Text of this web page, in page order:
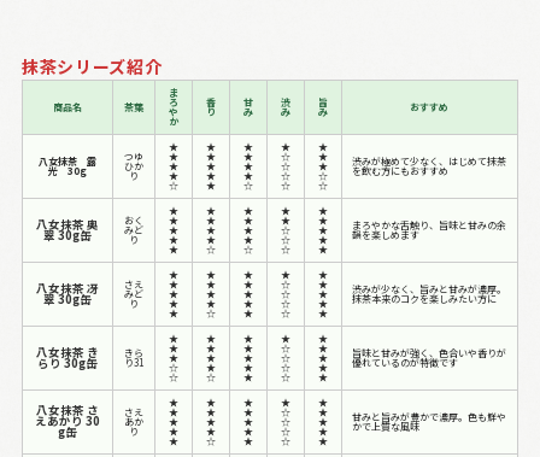
抹茶シリーズ紹介
商品名 茶葉
ま
ろ
や
か
香
り
甘
み
渋
み
旨
み おすすめ
八女抹茶 露
光 30g
つゆ
ひか
り
★
★
★
★
☆
★
★
★
★
★
★
★
★
★
☆
★
☆
☆
☆
☆
★
★
★
☆
☆
渋みが極めて少なく、はじめて抹茶
を飲む方にもおすすめ
八女抹茶 奥
翠 30g缶
おく
みど
り
★
★
★
★
★
★
★
★
★
☆
★
★
★
★
☆
★
★
☆
☆
☆
★
★
★
★
★
まろやかな舌触り、旨味と甘みの余
韻を楽しめます
八女抹茶 冴
翠 30g缶
さえ
みど
り
★
★
★
★
★
★
★
★
★
☆
★
★
★
★
★
★
☆
☆
☆
☆
★
★
★
★
★
渋みが少なく、旨みと甘みが濃厚。
抹茶本来のコクを楽しみたい方に
八女抹茶 き
らり 30g缶
きら
り31
★
★
★
☆
☆
★
★
★
★
☆
★
★
★
★
★
★
☆
☆
☆
☆
★
★
★
★
★
旨味と甘みが強く、色合いや香りが
優れているのが特徴です
八女抹茶 さ
えあかり 30
g缶
さえ
あか
り
★
★
★
★
★
★
★
★
★
☆
★
★
★
★
★
★
☆
☆
☆
☆
★
★
★
★
★
甘みと旨みが豊かで濃厚。色も鮮や
かで上質な風味